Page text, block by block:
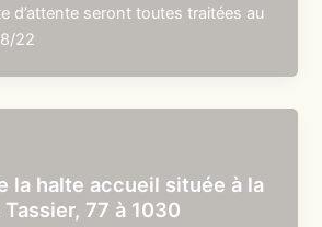
d’attente seront toutes traitées au
22
la halte accueil située à la
77 à 1030